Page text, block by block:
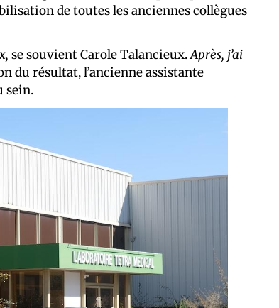
de toutes les anciennes collègues
se souvient Carole Talancieux.Après, j’ai
du résultat, l’ancienne assistante
sein.